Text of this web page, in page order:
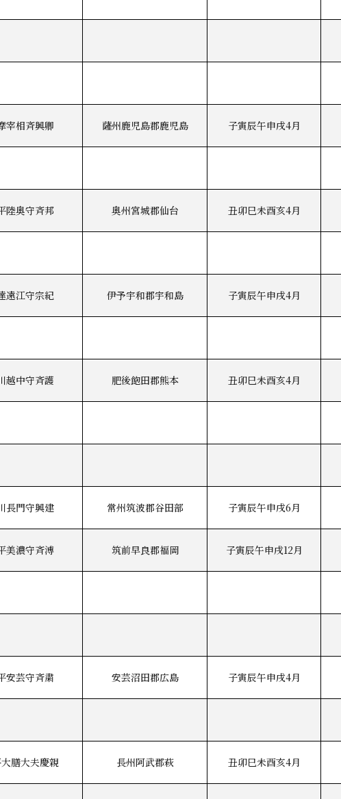
宰相斉興卿 薩州鹿児島郡鹿児島 子寅辰午申戌4月
陸奥守斉邦 奥州宮城郡仙台 丑卯巳未酉亥4月
遠江守宗紀 伊予宇和郡宇和島 子寅辰午申戌4月
越中守斉護 肥後飽田郡熊本 丑卯巳未酉亥4月
長門守興建 常州筑波郡谷田部 子寅辰午申戌6月
美濃守斉溥 筑前早良郡福岡 子寅辰午申戌12月
安芸守斉粛 安芸沼田郡広島 子寅辰午申戌4月
膳大夫慶親 長州阿武郡萩 丑卯巳未酉亥4月